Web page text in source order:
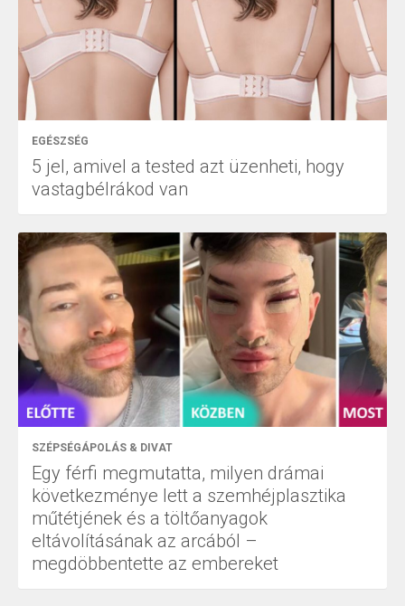
EGÉSZSÉG
5 jel, amivel a tested azt üzenheti, hogy
vastagbélrákod van
SZÉPSÉGÁPOLÁS & DIVAT
Egy férfi megmutatta, milyen drámai
következménye lett a szemhéjplasztika
műtétjének és a töltőanyagok
eltávolításának az arcából –
megdöbbentette az embereket